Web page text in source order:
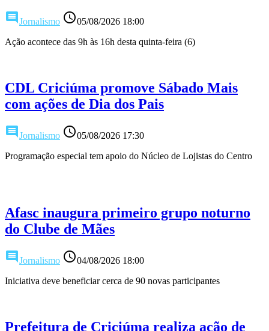
comment Jornalismo access_time05/08/2026 18:00
Ação acontece das 9h às 16h desta quinta-feira (6)
CDL Criciúma promove Sábado Mais
com ações de Dia dos Pais
comment Jornalismo access_time05/08/2026 17:30
Programação especial tem apoio do Núcleo de Lojistas do Centro
Afasc inaugura primeiro grupo noturno
do Clube de Mães
comment Jornalismo access_time04/08/2026 18:00
Iniciativa deve beneficiar cerca de 90 novas participantes
Prefeitura de Criciúma realiza ação de